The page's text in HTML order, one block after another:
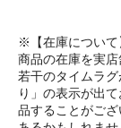
※【在庫について
商品の在庫を実
若干のタイムラ
り」の表示が出
品することがご